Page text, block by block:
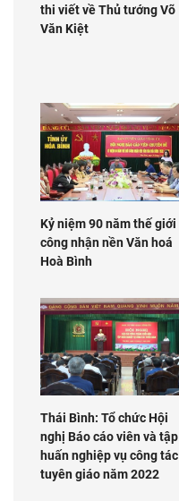
thi viết về Thủ tướng Võ
Văn Kiệt
Kỷ niệm 90 năm thế giới
công nhận nền Văn hoá
Hoà Bình
Thái Bình: Tổ chức Hội
nghị Báo cáo viên và tập
huấn nghiệp vụ công tác
tuyên giáo năm 2022